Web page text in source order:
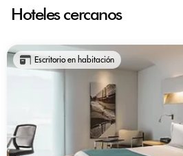
Hoteles cercanos
Escritorio en habitación